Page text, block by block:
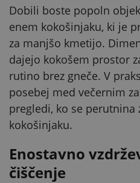
Dobili boste popoln
enem kokošinjaku, ki je
za manjšo kmetijo.
dajejo kokošem prostor
rutino brez gneče. V
posebej med večernim
pregledi, ko se perutnina
kokošinjaku.
Enostavno
čiščenje